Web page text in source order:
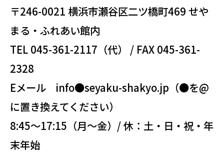
〒246-0021 横浜市瀬谷区二ツ橋町469 せや
まる・ふれあい館内
TEL 045-361-2117（代） / FAX 045-361-
2328
Eメール info●seyaku-shakyo.jp（●を@
に置き換えてください）
8:45～17:15（月～金）/ 休：土・日・祝・年
末年始